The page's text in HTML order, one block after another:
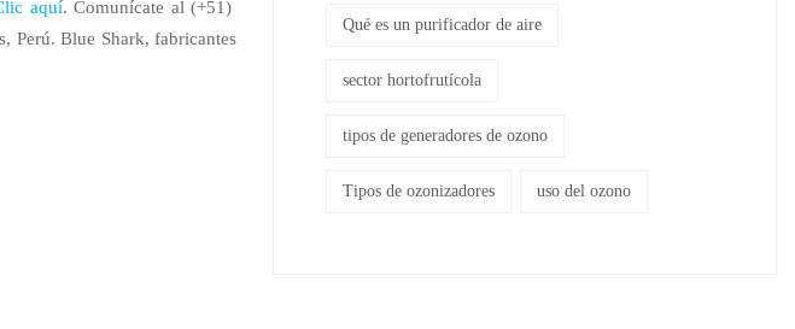
Qué es un purificador de aire
sector hortofrutícola
tipos de generadores de ozono
Tipos de ozonizadores uso del ozono